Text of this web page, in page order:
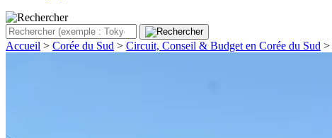
Accueil > Corée du Sud > Circuit, Conseil & Budget en Corée du Sud >